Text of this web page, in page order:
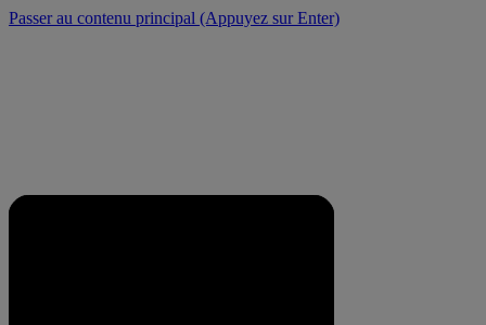
Passer au contenu principal (Appuyez sur Enter)